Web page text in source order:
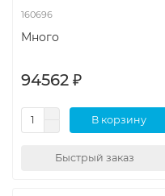
160696
Много
94562 ₽
В корзину
Быстрый заказ